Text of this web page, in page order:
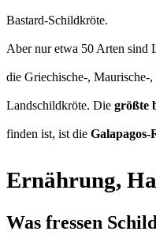
Bastard-Schildkröte.
Aber nur etwa 50 Arten sind
die Griechische-, Maurische-
Landschildkröte. Die größte
finden ist, ist die Galapagos-
Ernährung,
Was fressen